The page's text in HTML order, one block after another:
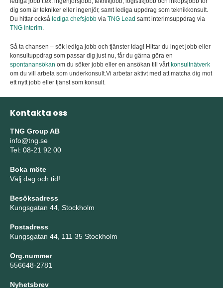
dig som är tekniker eller ingenjör, samt lediga uppdrag som teknikkonsult.
Du hittar också lediga chefsjobb via TNG Lead samt interimsuppdrag via
TNG Interim.
Så ta chansen – sök lediga jobb och tjänster idag! Hittar du inget jobb eller
konsultuppdrag som passar dig just nu, får du gärna göra en
spontanansökan om du söker jobb eller en ansökan till vårt konsultnätverk
om du vill arbeta som underkonsult.Vi arbetar aktivt med att matcha dig mot
ett nytt jobb eller tjänst som konsult.
Kontakta oss
TNG Group AB
info@tng.se
Tel: 08-21 92 00
Boka möte
Välj dag och tid!
Besöksadress
Kungsgatan 44, Stockholm
Postadress
Kungsgatan 44, 111 35 Stockholm
Org.nummer
556648-2781
Nyhetsbrev